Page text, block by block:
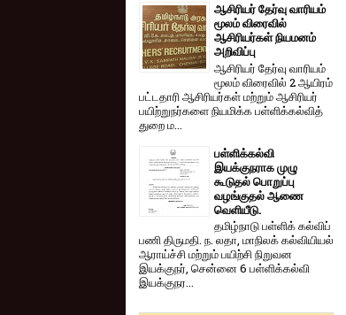
ஆசிரியர் தேர்வு வாரியம்
மூலம் விரைவில்
ஆசிரியர்கள் நியமனம்
அறிவிப்பு
ஆசிரியர் தேர்வு வாரி​யம்
மூலம் விரை​வில் 2 ஆயிரம்
பட்​ட​தாரி ஆசிரியர்​கள் மற்​றும் ஆசிரியர்
பயிற்றுநர்​களை நியமிக்க பள்​ளிக்​கல்​வித்​
துறை ம...
பள்ளிக்கல்வி
இயக்குநராக முழு
கூடுதல் பொறுப்பு
வழங்குதல் ஆணை
வெளியீடு.
தமிழ்நாடு பள்ளிக் கல்விப்
பணி திருமதி. ந. லதா, மாநிலக் கல்வியியல்
ஆராய்ச்சி மற்றும் பயிற்சி நிறுவன
இயக்குநர், சென்னை 6 பள்ளிக்கல்வி
இயக்குநர...